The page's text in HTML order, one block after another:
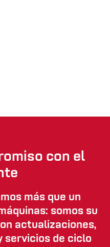
con el
más que un
somos su
actualizaciones,
servicios de ciclo